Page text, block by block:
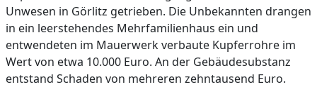
Unwesen in Görlitz getrieben. Die Unbekannten drangen
in ein leerstehendes Mehrfamilienhaus ein und
entwendeten im Mauerwerk verbaute Kupferrohre im
Wert von etwa 10.000 Euro. An der Gebäudesubstanz
entstand Schaden von mehreren zehntausend Euro.